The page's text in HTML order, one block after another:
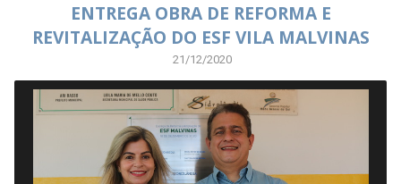
ENTREGA OBRA DE REFORMA E
REVITALIZAÇÃO DO ESF VILA MALVINAS
21/12/2020